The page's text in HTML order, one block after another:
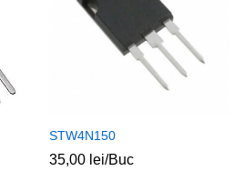
STW4N150
35,00 lei/Buc